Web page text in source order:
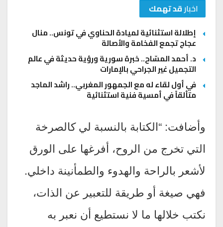
اخبارقد تهمك
إطلالة استثنائية لميادة الحناوي في تونس.. منال
عجاج تجمع الفخامة والأصالة
د. أحمد المسّاح.. خبرة سورية ورؤية حديثة في عالم
التجميل غير الجراحي بالإمارات
في أول لقاء له مع الجمهور المغربي.. راشد الماجد
متألقاً في أمسية فنية استثنائية
وأضافت: “الكتابة بالنسبة لي كالصرخة
التي تخرج من الروح، أفرغها على الورق
لأشعر بالراحة والهدوء والطمأنينة داخلي.
فهي صيغة أو طريقة للتعبير عن الذات،
نكتب خلالها ما لا نستطيع أن نعبر به